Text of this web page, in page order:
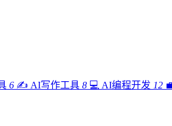
6 ✍️ AI写作工具 8 💻 AI编程开发 12